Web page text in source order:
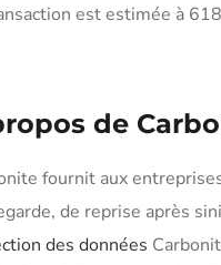
est estimée à
de
fournit aux
de reprise après
des données